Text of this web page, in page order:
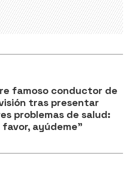
famoso conductor de
tras presentar
problemas de salud:
favor, ayúdeme"